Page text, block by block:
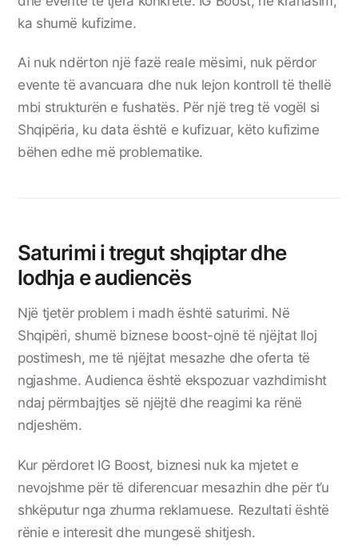
ka shumë kufizime.
Ai nuk ndërton një fazë reale mësimi, nuk përdor
evente të avancuara dhe nuk lejon kontroll të thellë
mbi strukturën e fushatës. Për një treg të vogël si
Shqipëria, ku data është e kufizuar, këto kufizime
bëhen edhe më problematike.
Saturimi i tregut shqiptar dhe
lodhja e audiencës
Një tjetër problem i madh është saturimi. Në
Shqipëri, shumë biznese boost-ojnë të njëjtat lloj
postimesh, me të njëjtat mesazhe dhe oferta të
ngjashme. Audienca është ekspozuar vazhdimisht
ndaj përmbajtjes së njëjtë dhe reagimi ka rënë
ndjeshëm.
Kur përdoret IG Boost, biznesi nuk ka mjetet e
nevojshme për të diferencuar mesazhin dhe për t’u
shkëputur nga zhurma reklamuese. Rezultati është
rënie e interesit dhe mungesë shitjesh.